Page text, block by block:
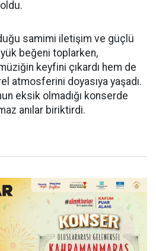
samimi iletişim ve güçlü
beğeni toplarken,
keyfini çıkardı hem de
atmosferini doyasıya yaşadı.
eksik olmadığı konserde
anılar biriktirdi.